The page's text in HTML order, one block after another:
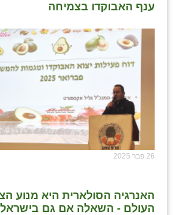
ענף האבוקדו בצמיחה
26 פבר 2025
האנרגיה הסולארית היא מנוע
העולם - השאלה אם גם